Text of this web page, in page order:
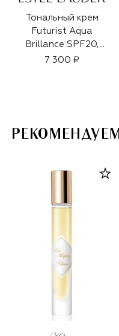
Тональный крем
Futurist Aqua
Brillance SPF20,
1N0 Porcelain
7 300 ₽
РЕКОМЕНДУЕМ